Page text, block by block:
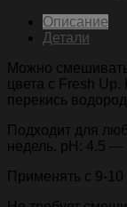
Описание
Детали
Можно
цвета с Fresh
перекись
Подходит для
недель. pH: 4.5
Применять с 9-